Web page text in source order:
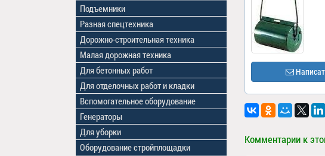
Комментарии к
Подъемники
Разная спецтехника
Дорожно-строительная техника
Малая дорожная техника
Для бетонных работ
Для отделочных работ и кладки
Вспомогательное оборудование
Генераторы
Для уборки
Оборудование стройплощадки